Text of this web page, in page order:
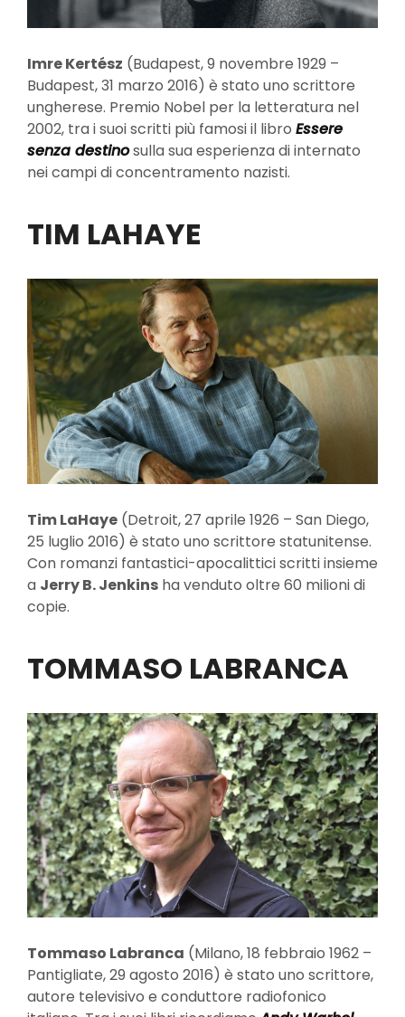
Imre Kertész (Budapest, 9 novembre 1929 –
Budapest, 31 marzo 2016) è stato uno scrittore
ungherese. Premio Nobel per la letteratura nel
2002, tra i suoi scritti più famosi il libro Essere
senza destinosulla sua esperienza di internato
nei campi di concentramento nazisti.
TIM LAHAYE
Tim LaHaye (Detroit, 27 aprile 1926 – San Diego,
25 luglio 2016) è stato uno scrittore statunitense.
Con romanzi fantastici-apocalittici scritti insieme
a Jerry B. Jenkins ha venduto oltre 60 milioni di
copie.
TOMMASO LABRANCA
Tommaso Labranca (Milano, 18 febbraio 1962 –
Pantigliate, 29 agosto 2016) è stato uno scrittore,
autore televisivo e conduttore radiofonico